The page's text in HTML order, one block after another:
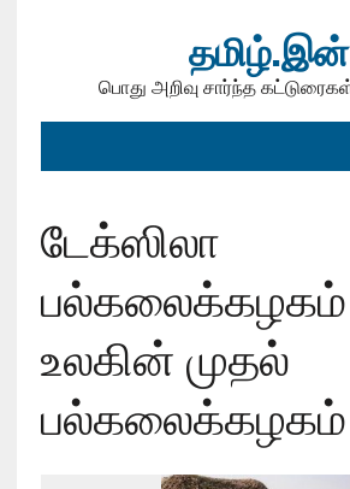
தமிழ்.இன்
பொது அறிவு சார்ந்த
டேக்ஸிலா
உலகின் முதல்
பல்கலைக்கழகம்